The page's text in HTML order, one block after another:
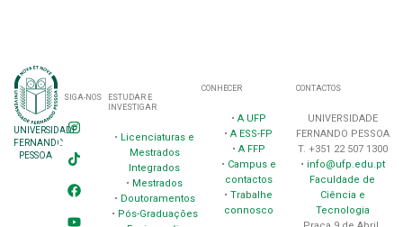
UNIVERSIDADE
FERNANDO
PESSOA
SIGA-NOS
ESTUDAR E
INVESTIGAR
• Licenciaturas e
Mestrados
Integrados
• Mestrados
• Doutoramentos
• Pós-Graduações
CONHECER
• A UFP
•A ESS-FP
• A FFP
• Campus e
contactos
•Trabalhe
connosco
CONTACTOS
UNIVERSIDADE
FERNANDO PESSOA
T. +351 22 507 1300
• info@ufp.edu.pt
Faculdade de
Ciência e
Tecnologia